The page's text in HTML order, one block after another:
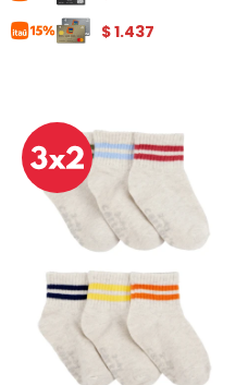
$1.437